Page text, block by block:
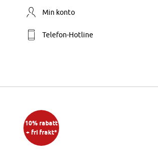
Min konto
Telefon-Hotline
10% rabatt
+ fri frakt*